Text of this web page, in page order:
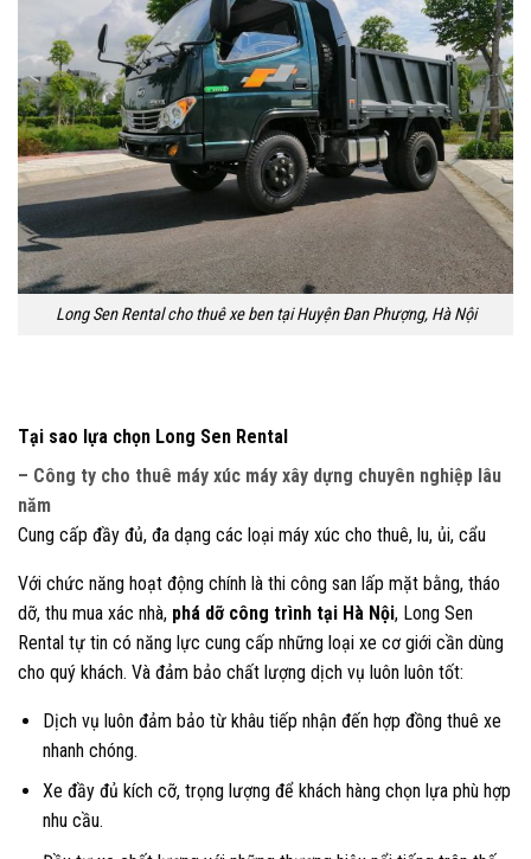
Long Sen Rental cho thuê xe ben tại Huyện Đan Phượng, Hà Nội
Tại sao lựa chọn Long Sen Rental
– Công ty cho thuê máy xúc máy xây dựng chuyên nghiệp lâu
năm
Cung cấp đầy đủ, đa dạng các loại máy xúc cho thuê, lu, ủi, cẩu
Với chức năng hoạt động chính là thi công san lấp mặt bằng, tháo
dỡ, thu mua xác nhà, phá dỡ công trình tại Hà Nội, Long Sen
Rental tự tin có năng lực cung cấp những loại xe cơ giới cần dùng
cho quý khách. Và đảm bảo chất lượng dịch vụ luôn luôn tốt:
Dịch vụ luôn đảm bảo từ khâu tiếp nhận đến hợp đồng thuê xe
nhanh chóng.
Xe đầy đủ kích cỡ, trọng lượng để khách hàng chọn lựa phù hợp
nhu cầu.